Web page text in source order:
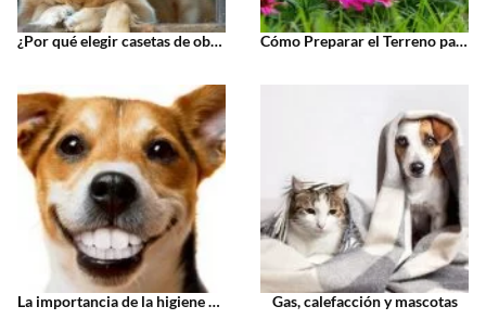
¿Por qué elegir casetas de obra imitación madera para perros en lugar de madera real? Cómo Preparar el Terreno para Instalar una Caseta de Obra para Perros
La importancia de la higiene bucal de tu perro Gas, calefacción y mascotas